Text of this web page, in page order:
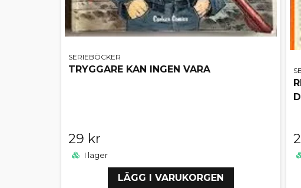
SERIEBÖCKER
TRYGGARE KAN INGEN VARA
29 kr
I lager
LÄGG I VARUKORGEN